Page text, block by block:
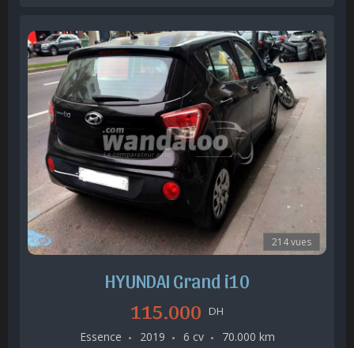
214 vues
HYUNDAI Grand i10
115.000 DH
Essence 2019 6 cv 70.000 km